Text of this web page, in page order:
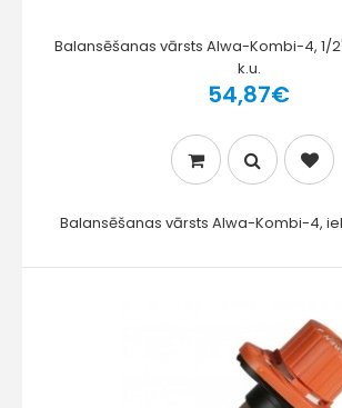
Balansēšanas vārsts Alwa-Kombi-4, 1/
k.u.
54,87€
Balansēšanas vārsts Alwa-Kombi-4,